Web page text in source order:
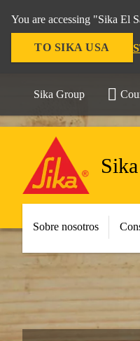
You are accessing "Sika El
TO SIKA USA
Sika Group
Sobre nosotros